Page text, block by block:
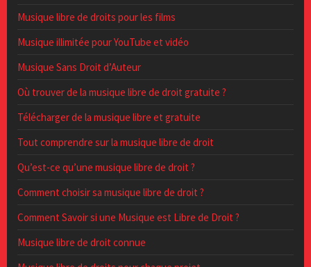
Musique libre de droits pour les films
Musique illimitée pour YouTube et vidéo
Musique Sans Droit d’Auteur
Où trouver de la musique libre de droit gratuite ?
Télécharger de la musique libre et gratuite
Tout comprendre sur la musique libre de droit
Qu’est-ce qu’une musique libre de droit ?
Comment choisir sa musique libre de droit ?
Comment Savoir si une Musique est Libre de Droit ?
Musique libre de droit connue